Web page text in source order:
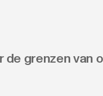
de grenzen van